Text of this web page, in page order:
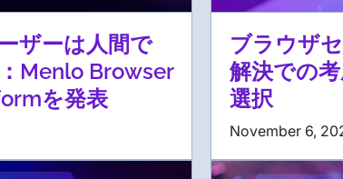
ザーは人間で
Menlo Browser
を発表
ブラウザ
解決での
選択
November 6,